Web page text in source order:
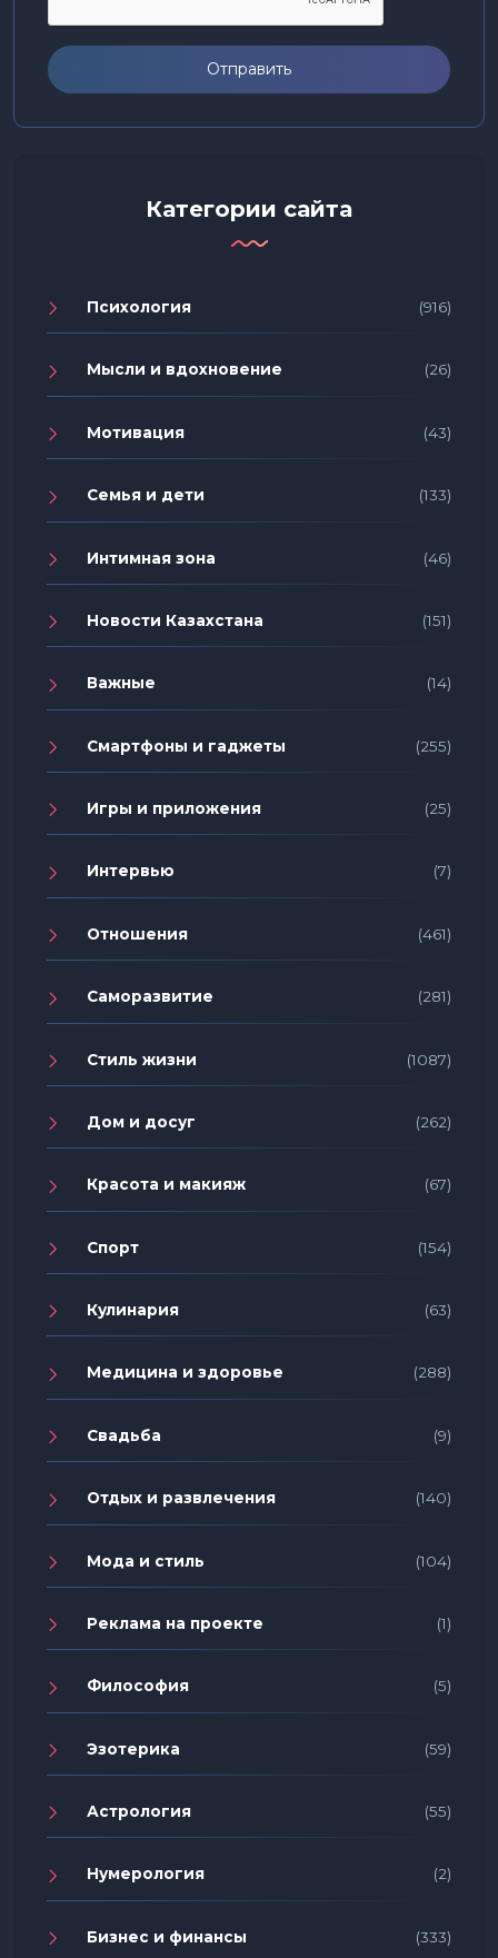
Отправить
Категории сайта
Психология (916)
Мысли и вдохновение (26)
Мотивация (43)
Семья и дети (133)
Интимная зона (46)
Новости Казахстана (151)
Важные (14)
Смартфоны и гаджеты (255)
Игры и приложения (25)
Интервью (7)
Отношения (461)
Саморазвитие (281)
Стиль жизни (1087)
Дом и досуг (262)
Красота и макияж (67)
Спорт (154)
Кулинария (63)
Медицина и здоровье (288)
Свадьба (9)
Отдых и развлечения (140)
Мода и стиль (104)
Реклама на проекте (1)
Философия (5)
Эзотерика (59)
Астрология (55)
Нумерология (2)
Бизнес и финансы (333)